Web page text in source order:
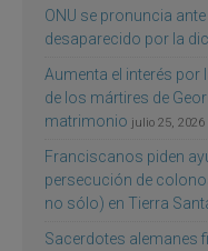
ONU se pronuncia
desaparecido por la
Aumenta el interés por
de los mártires de
matrimonio julio 25, 2026
Franciscanos piden
persecución de
no sólo) en Tierra
Sacerdotes alemanes